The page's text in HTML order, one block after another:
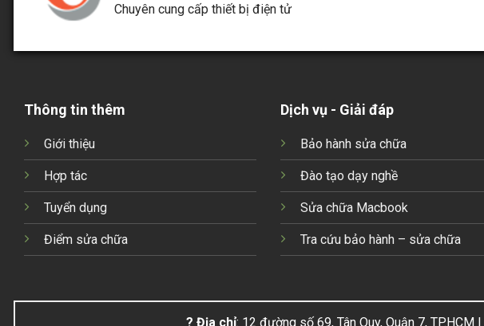
Chuyên cung cấp thiết bị điện tử
Thông tin thêm
Giới thiệu
Hợp tác
Tuyển dụng
Điểm sửa chữa
Dịch vụ - Giải đáp
Bảo hành sửa chữa
Đào tạo dạy nghề
Sửa chữa Macbook
Tra cứu bảo hành – sửa chữa
? Địa chỉ: 12 đường số 69, Tân Quy, Quận 7, TP.HCM |